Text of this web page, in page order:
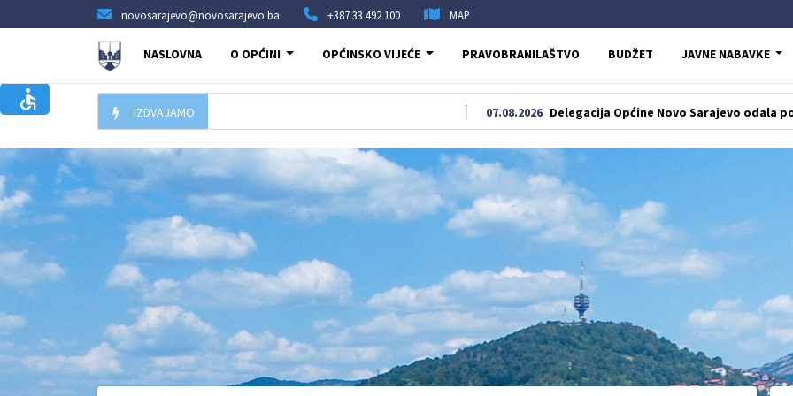
novosarajevo@novosarajevo.ba +387 33 492 100 MAP
NASLOVNA O OPĆINI OPĆINSKO VIJEĆE PRAVOBRANILAŠTVO BUDŽET JAVNE NABAVKE
IZDVAJAMO Delegacija Općine Novo Sarajevo odala počast